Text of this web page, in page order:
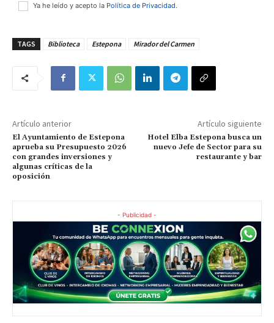
Ya he leído y acepto la Política de Privacidad.
TAGS Biblioteca Estepona Mirador del Carmen
Artículo anterior
El Ayuntamiento de Estepona
aprueba su Presupuesto 2026
con grandes inversiones y
algunas críticas de la
oposición
Artículo siguiente
Hotel Elba Estepona busca un
nuevo Jefe de Sector para su
restaurante y bar
- Publicidad -